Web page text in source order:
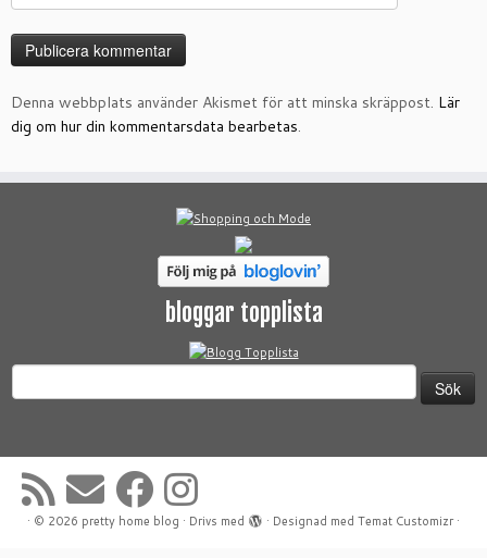
Denna webbplats använder Akismet för att minska skräppost. Lär
dig om hur din kommentarsdata bearbetas.
bloggar topplista
efter:
· © 2026 pretty home blog · Drivs med · Designad med Temat Customizr·